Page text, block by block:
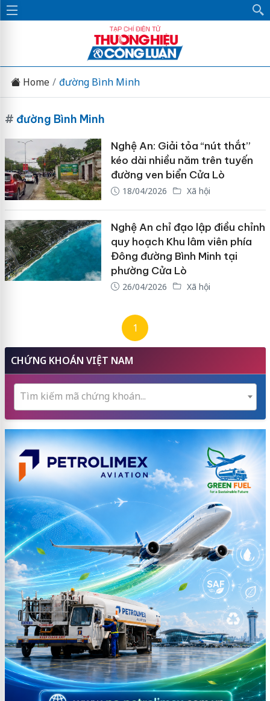
Home đường Bình Minh
# đường Bình Minh
Nghệ An: Giải tỏa “nút thắt”
kéo dài nhiều năm trên tuyến
đường ven biển Cửa Lò
18/04/2026 Xã hội
Nghệ An chỉ đạo lập điều chỉnh
quy hoạch Khu lâm viên phía
Đông đường Bình Minh tại
phường Cửa Lò
26/04/2026 Xã hội
1
CHỨNG KHOÁN VIỆT NAM
Tìm kiếm mã chứng khoán...